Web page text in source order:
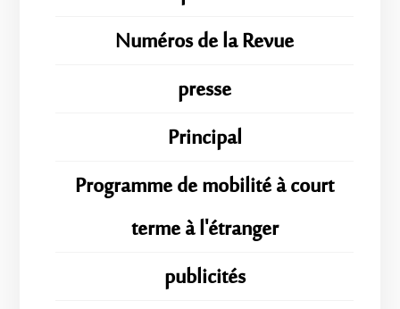
Numéros de la Revue
presse
Principal
Programme de mobilité à court
terme à l'étranger
publicités